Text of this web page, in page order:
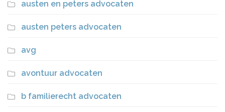
austen en peters advocaten
austen peters advocaten
avg
avontuur advocaten
b familierecht advocaten